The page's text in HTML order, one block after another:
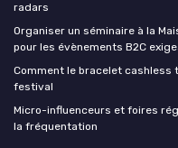
radars
Organiser un séminaire à la
pour les évènements B2C
Comment le bracelet
festival
Micro-influenceurs et foires
la fréquentation